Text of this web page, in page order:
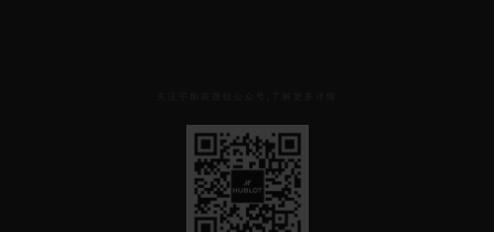
见
下
方
二
维
码